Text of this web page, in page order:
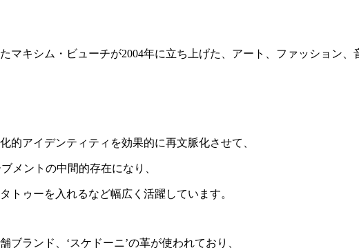
キシム・ビューチが2004年に立ち上げた、アート、ファッション、
的アイデンティティを効果的に再文脈化させて、
メントの中間的存在になり、
トゥーを入れるなど幅広く活躍しています。
ランド、‘スケドーニ’の革が使われており、